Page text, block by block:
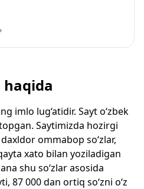
imlo lug‘atidir. Sayt o‘zbek
Saytimizda hozirgi
ommabop so‘zlar,
xato bilan yoziladigan
shu so‘zlar asosida
87 000 dan ortiq so‘zni o‘z